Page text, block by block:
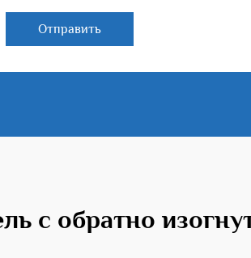
Отправить
с обратно